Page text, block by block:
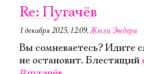
Re: Пугачëв
1 декабря 2025, 12:09,Жюли Эведери
Вы сомневаетесь? Идите
не остановит. Блестящий